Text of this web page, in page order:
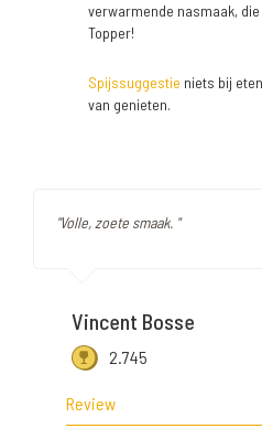
verwarmende nasmaak,
Topper!
Spijssuggestie niets bij
van genieten.
"Volle, zoete smaak. "
Vincent Bosse
2.745
Review